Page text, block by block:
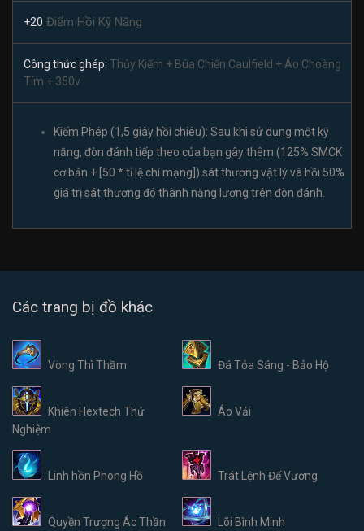
+20 Điểm Hồi Kỹ Năng
Công thức ghép: Thủy Kiếm + Búa Chiến Caulfield + Áo Choàng
Tím + 350v
Kiếm Phép (1,5 giây hồi chiêu): Sau khi sử dụng một kỹ
năng, đòn đánh tiếp theo của bạn gây thêm (125% SMCK
cơ bản + [50 * tỉ lệ chí mạng]) sát thương vật lý và hồi 50%
giá trị sát thương đó thành năng lượng trên đòn đánh.
Các trang bị đồ khác
Vòng Thì Thầm Đá Tỏa Sáng - Bảo Hộ
Khiên Hextech Thử
Nghiệm
Áo Vải
Linh hồn Phong Hồ Trát Lệnh Đế Vương
Quyền Trượng Ác Thần Lõi Bình Minh